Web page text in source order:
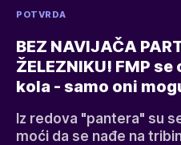
POTVRDA
BEZ NAVIJAČA
ŽELEZNIKU! FMP
kola - samo oni
Iz redova "pantera" su
moći da se nađe na